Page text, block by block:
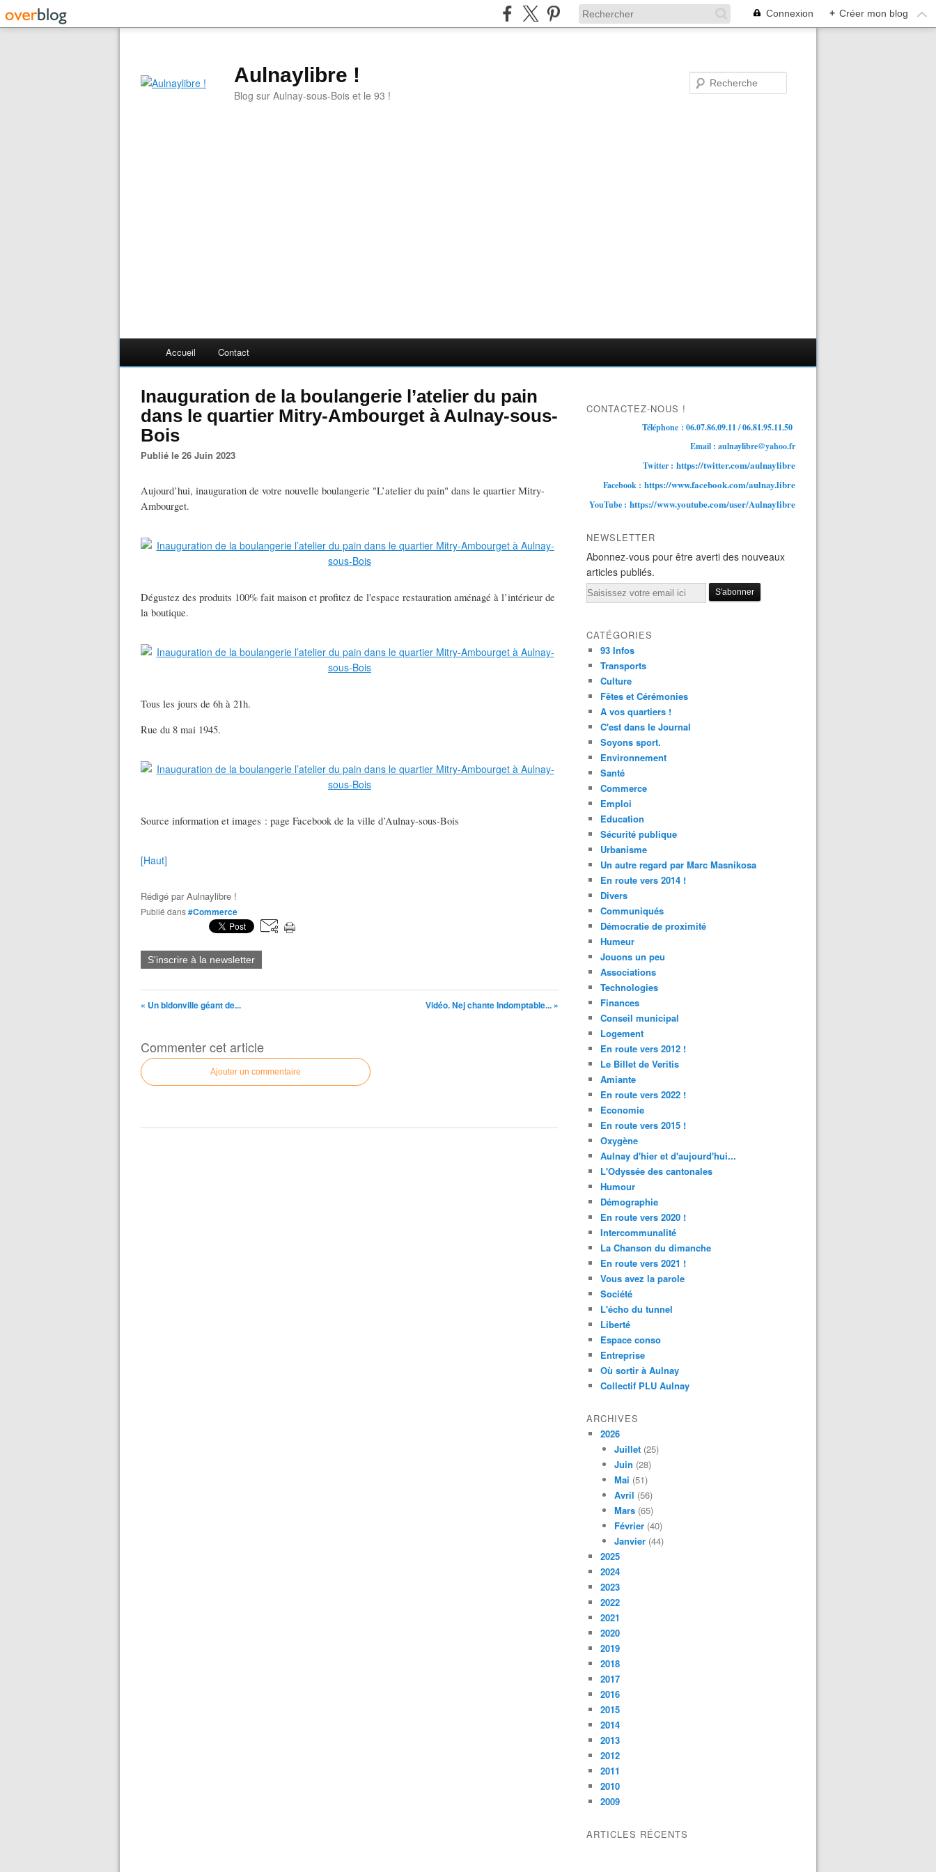
Connexion + Créer mon blog
Aulnaylibre !
Blog sur Aulnay-sous-Bois et le 93 !
Accueil Contact
Inauguration de la boulangerie l’atelier du pain
dans le quartier Mitry-Ambourget à Aulnay-sous-
Bois
Publié le 26 Juin 2023
Aujourd’hui, inauguration de votre nouvelle boulangerie "L’atelier du pain" dans le quartier Mitry-
Ambourget.
Dégustez des produits 100% fait maison et profitez de l'espace restauration aménagé à l’intérieur de
la boutique.
Tous les jours de 6h à 21h.
Rue du 8 mai 1945.
Source information et images : page Facebook de la ville d’Aulnay-sous-Bois
[Haut]
Rédigé parAulnaylibre !
Publié dans#Commerce
S'inscrire à la newsletter
« Un bidonville géant de... Vidéo. Nej chante Indomptable... »
Commenter cet article
Ajouter un commentaire
CONTACTEZ-NOUS !
Téléphone : 06.07.86.09.11 / 06.81.95.11.50
Email : aulnaylibre@yahoo.fr
Twitter : https://twitter.com/aulnaylibre
Facebook : https://www.facebook.com/aulnay.libre
YouTube : https://www.youtube.com/user/Aulnaylibre
NEWSLETTER
Abonnez-vous pour être averti des nouveaux
articles publiés.
Email
CATÉGORIES
93 Infos
Transports
Culture
Fêtes et Cérémonies
A vos quartiers !
C'est dans le Journal
Soyons sport.
Environnement
Santé
Commerce
Emploi
Education
Sécurité publique
Urbanisme
Un autre regard par Marc Masnikosa
En route vers 2014 !
Divers
Communiqués
Démocratie de proximité
Humeur
Jouons un peu
Associations
Technologies
Finances
Conseil municipal
Logement
En route vers 2012 !
Le Billet de Veritis
Amiante
En route vers 2022 !
Economie
En route vers 2015 !
Oxygène
Aulnay d'hier et d'aujourd'hui...
L'Odyssée des cantonales
Humour
Démographie
En route vers 2020 !
Intercommunalité
La Chanson du dimanche
En route vers 2021 !
Vous avez la parole
Société
L'écho du tunnel
Liberté
Espace conso
Entreprise
Où sortir à Aulnay
Collectif PLU Aulnay
ARCHIVES
2026
Juillet (25)
Juin (28)
Mai (51)
Avril (56)
Mars (65)
Février (40)
Janvier (44)
2025
2024
2023
2022
2021
2020
2019
2018
2017
2016
2015
2014
2013
2012
2011
2010
2009
ARTICLES RÉCENTS